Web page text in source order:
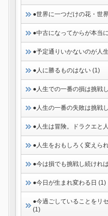
●世界に一つだけの花・世
●中古になってからが本当
●予定通りいかないのが人
●人に勝るものはない (1)
●人生での一番の損は挑戦
●人生の一番の失敗は挑戦
●人生は冒険。ドラクエと
●人生をおもしろく変えら
●今は損でも挑戦し続けれ
●今日が生まれ変わる日 (1)
●今過ごしていることをリ
(1)